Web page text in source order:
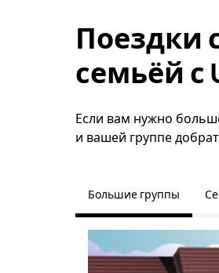
Поездки
семьёй с
Если вам нужно
и вашей группе
Большие группы